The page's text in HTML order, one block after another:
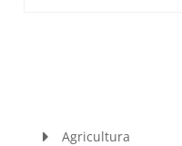
Agricultura